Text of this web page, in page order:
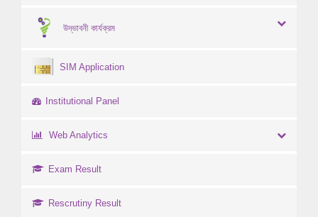
উদ্ভাবনী কার্যক্রম
SIM Application
Institutional Panel
Web Analytics
Exam Result
Rescrutiny Result